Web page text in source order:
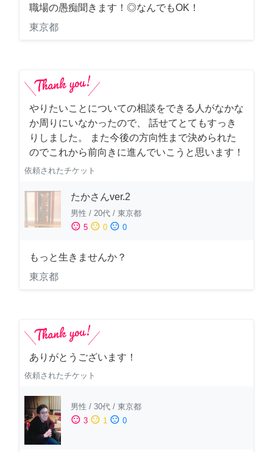
職場の愚痴聞きます！◎なんでもOK！
東京都
やりたいことについての相談をできる人がなかな
か周りにいなかったので、 話せてとてもすっき
りしました。 また今後の方向性まで決められた
のでこれから前向きに進んでいこうと思います！
依頼されたチケット
たかさんver.2
男性 / 20代 / 東京都
sentiment_satisfied 5 sentiment_neutral 0 sentiment_dissatisfied 0
もっと生きませんか？
東京都
ありがとうございます！
依頼されたチケット
男性 / 30代 / 東京都
sentiment_satisfied 3 sentiment_neutral 1 sentiment_dissatisfied 0